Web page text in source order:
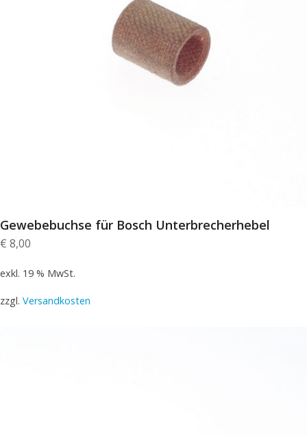
Gewebebuchse für Bosch Unterbrecherhebel
€ 8,00
exkl. 19 % MwSt.
zzgl. Versandkosten